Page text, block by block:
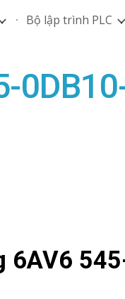
navigation
Bộ lập trình PLC
6AV6